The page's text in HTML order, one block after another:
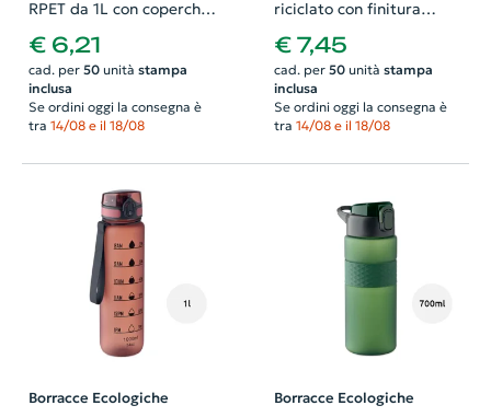
RPET da 1L con coperchio
flip top e marcatura
temporale motivazionale
€ 6,21
cad. per 50unità stampa
inclusa
Se ordini oggi la consegna è
tra 14/08 e il 18/08
riciclato con finitura
gommata e coperchio in
legno di acacia 700ml
€ 7,45
cad. per 50unità stampa
inclusa
Se ordini oggi la consegna è
tra 14/08 e il 18/08
Borracce Ecologiche Borracce Ecologiche